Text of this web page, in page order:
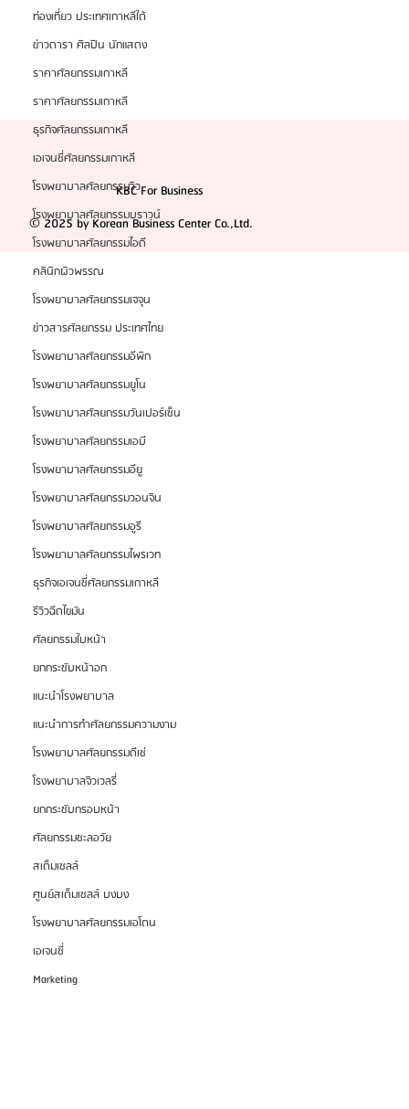
ท่องเที่ยว ประเทศเกาหลีใต้
ข่าวดารา ศิลปิน นักแสดง
ราคาศัลยกรรมเกาหลี
ราคาศัลยกรรมเกาหลี
ธุรกิจศัลยกรรมเกาหลี
เอเจนซี่ศัลยกรรมเกาหลี
โรงพยาบาลศัลยกรรมวิว
โรงพยาบาลศัลยกรรมบราวน์
โรงพยาบาลศัลยกรรมไอดี
คลินิกผิวพรรณ
โรงพยาบาลศัลยกรรมเจจุน
ข่าวสารศัลยกรรม ประเทศไทย
โรงพยาบาลศัลยกรรมอีพิก
โรงพยาบาลศัลยกรรมยูโน
โรงพยาบาลศัลยกรรมวันเปอร์เซ็น
โรงพยาบาลศัลยกรรมเอบี
โรงพยาบาลศัลยกรรมอียู
โรงพยาบาลศัลยกรรมวอนจิน
โรงพยาบาลศัลยกรรมอูรี
โรงพยาบาลศัลยกรรมไพรเวท
ธุรกิจเอเจนซี่ศัลยกรรมเกาหลี
รีวิวฉีดไขมัน
ศัลยกรรมใบหน้า
ยกกระชับหน้าอก
แนะนำโรงพยาบาล
แนะนำการทำศัลยกรรมความงาม
โรงพยาบาลศัลยกรรมดีเซ่
โรงพยาบาลจิวเวลรี่
ยกกระชับกรอบหน้า
ศัลยกรรมชะลอวัย
สเต็มเซลล์
ศูนย์สเต็มเซลล์ บงบง
โรงพยาบาลศัลยกรรมเอโตน
เอเจนซี่
Marketing
KBC For Business
© 2025 by Korean Business Center Co.,Ltd.